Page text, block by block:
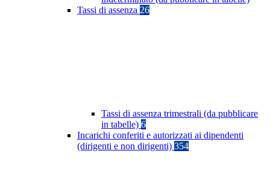
Tassi di assenza 26
Tassi di assenza trimestrali (da pubblicare
in tabelle) 6
Incarichi conferiti e autorizzati ai dipendenti
(dirigenti e non dirigenti) 354